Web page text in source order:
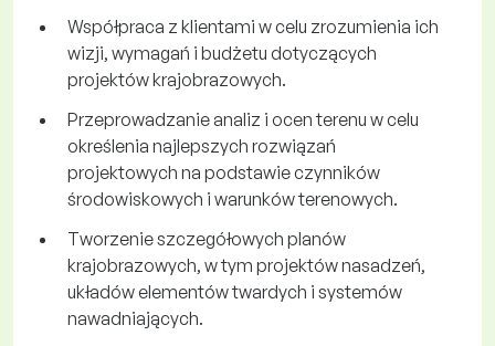
Współpraca z klientami w celu zrozumienia ich
wizji, wymagań i budżetu dotyczących
projektów krajobrazowych.
Przeprowadzanie analiz i ocen terenu w celu
określenia najlepszych rozwiązań
projektowych na podstawie czynników
środowiskowych i warunków terenowych.
Tworzenie szczegółowych planów
krajobrazowych, w tym projektów nasadzeń,
układów elementów twardych i systemów
nawadniających.